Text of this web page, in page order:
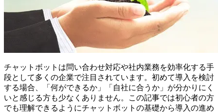
チャットボットは問い合わせ対応や社内業務を効率化する手
段として多くの企業で注目されています。初めて導入を検討
する場合、「何ができるか」「自社に合うか」が分かりにく
いと感じる方も少なくありません。この記事では初心者の方
でも理解できるようにチャットボットの基礎から導入の進め